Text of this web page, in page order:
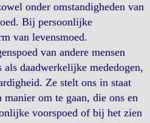
onder omstandigheden van
Bij persoonlijke
van levensmoed.
van andere mensen
daadwerkelijke mededogen,
Ze stelt ons in staat
manier om te gaan, die ons en
voorspoed of bij het zien